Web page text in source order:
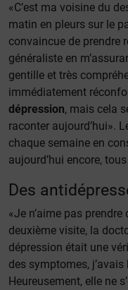
«C’est ma voisine du
matin en pleurs sur le
convaincue de prendre
généraliste en
gentille et très
immédiatement
dépression, mais cela
raconter aujourd’hui».
chaque semaine en
aujourd’hui encore,
Des
«Je n’aime pas
deuxième visite, la
dépression était une
des symptomes, j’avais
Heureusement, elle ne